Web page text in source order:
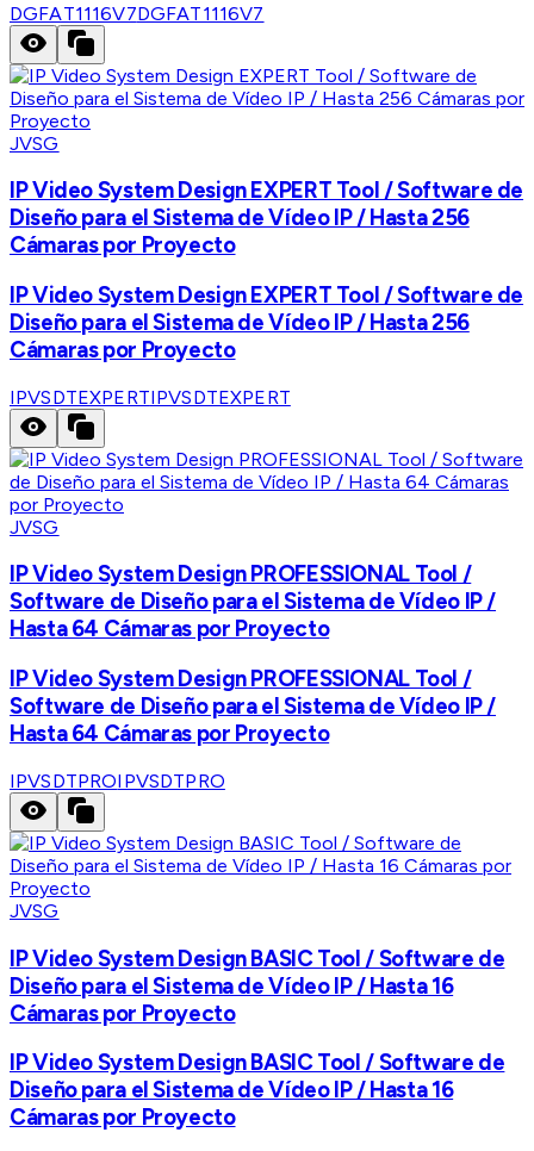
DGFAT1116V7DGFAT1116V7
JVSG
IP Video System Design EXPERT Tool / Software de
Diseño para el Sistema de Vídeo IP / Hasta 256
Cámaras por Proyecto
IP Video System Design EXPERT Tool / Software de
Diseño para el Sistema de Vídeo IP / Hasta 256
Cámaras por Proyecto
IPVSDTEXPERTIPVSDTEXPERT
JVSG
IP Video System Design PROFESSIONAL Tool /
Software de Diseño para el Sistema de Vídeo IP /
Hasta 64 Cámaras por Proyecto
IP Video System Design PROFESSIONAL Tool /
Software de Diseño para el Sistema de Vídeo IP /
Hasta 64 Cámaras por Proyecto
IPVSDTPROIPVSDTPRO
JVSG
IP Video System Design BASIC Tool / Software de
Diseño para el Sistema de Vídeo IP / Hasta 16
Cámaras por Proyecto
IP Video System Design BASIC Tool / Software de
Diseño para el Sistema de Vídeo IP / Hasta 16
Cámaras por Proyecto